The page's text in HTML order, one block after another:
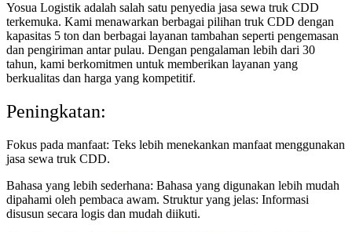
Yosua Logistik adalah salah satu penyedia jasa sewa truk CDD
terkemuka. Kami menawarkan berbagai pilihan truk CDD dengan
kapasitas 5 ton dan berbagai layanan tambahan seperti pengemasan
dan pengiriman antar pulau. Dengan pengalaman lebih dari 30
tahun, kami berkomitmen untuk memberikan layanan yang
berkualitas dan harga yang kompetitif.
Peningkatan:
Fokus pada manfaat: Teks lebih menekankan manfaat menggunakan
jasa sewa truk CDD.
Bahasa yang lebih sederhana: Bahasa yang digunakan lebih mudah
dipahami oleh pembaca awam. Struktur yang jelas: Informasi
disusun secara logis dan mudah diikuti.